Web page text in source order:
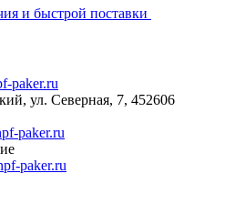
и быстрой поставки
paker.ru
ул. Северная, 7, 452606
paker.ru
paker.ru